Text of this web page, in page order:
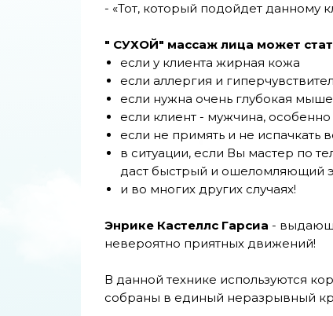
- «Тот, который подойдет данному
" СУХОЙ" массаж лица может
если у клиента жирная кожа
если аллергия и
если нужна очень глубокая
если клиент - мужчина,
если не примять и не испачкать
в ситуации, если Вы мастер по
даст быстрый и ошеломляющий
и во многих других случаях!
Энрике Кастеллс Гарсиа -
невероятно приятных движений!
В данной технике используются
собраны в единый неразрывный